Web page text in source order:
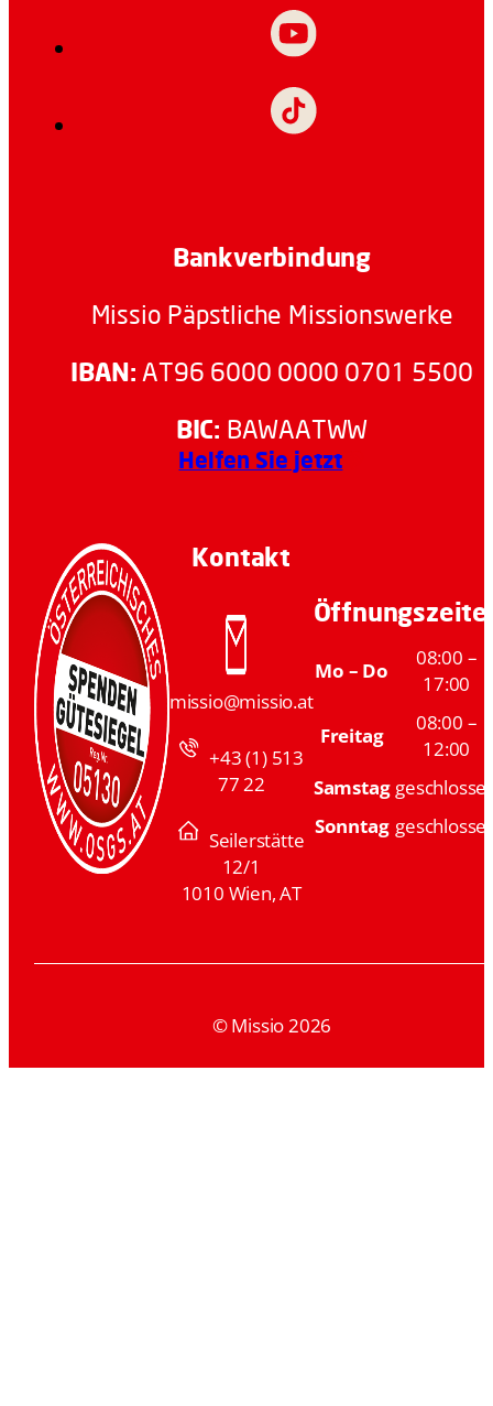
Bankverbindung
Missio Päpstliche Missionswerke
IBAN: AT96 6000 0000 0701 5500
BIC: BAWAATWW
Helfen Sie jetzt
Kontakt
missio@missio.at
+43 (1) 513
77 22
Seilerstätte
12/1
1010 Wien, AT
Mo – Do
08:00 –
17:00
Freitag
08:00 –
12:00
Samstag
Sonntag
© Missio 2026